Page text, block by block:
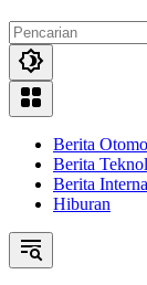
Berita
Berita
Berita
Hiburan